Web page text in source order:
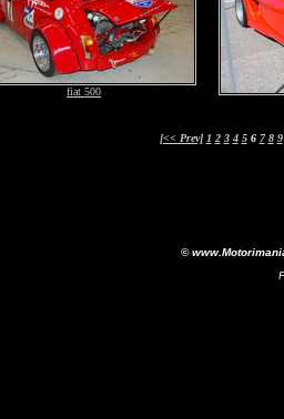
fiat 500
[<< Prev] 1 2 3 4 56 7 8 9
©